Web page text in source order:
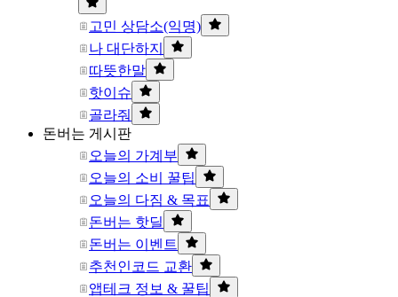
고민 상담소(익명)
나 대단하지
따뜻한말
핫이슈
골라줘
돈버는 게시판
오늘의 가계부
오늘의 소비 꿀팁
오늘의 다짐 & 목표
돈버는 핫딜
돈버는 이벤트
추천인코드 교환
앱테크 정보 & 꿀팁